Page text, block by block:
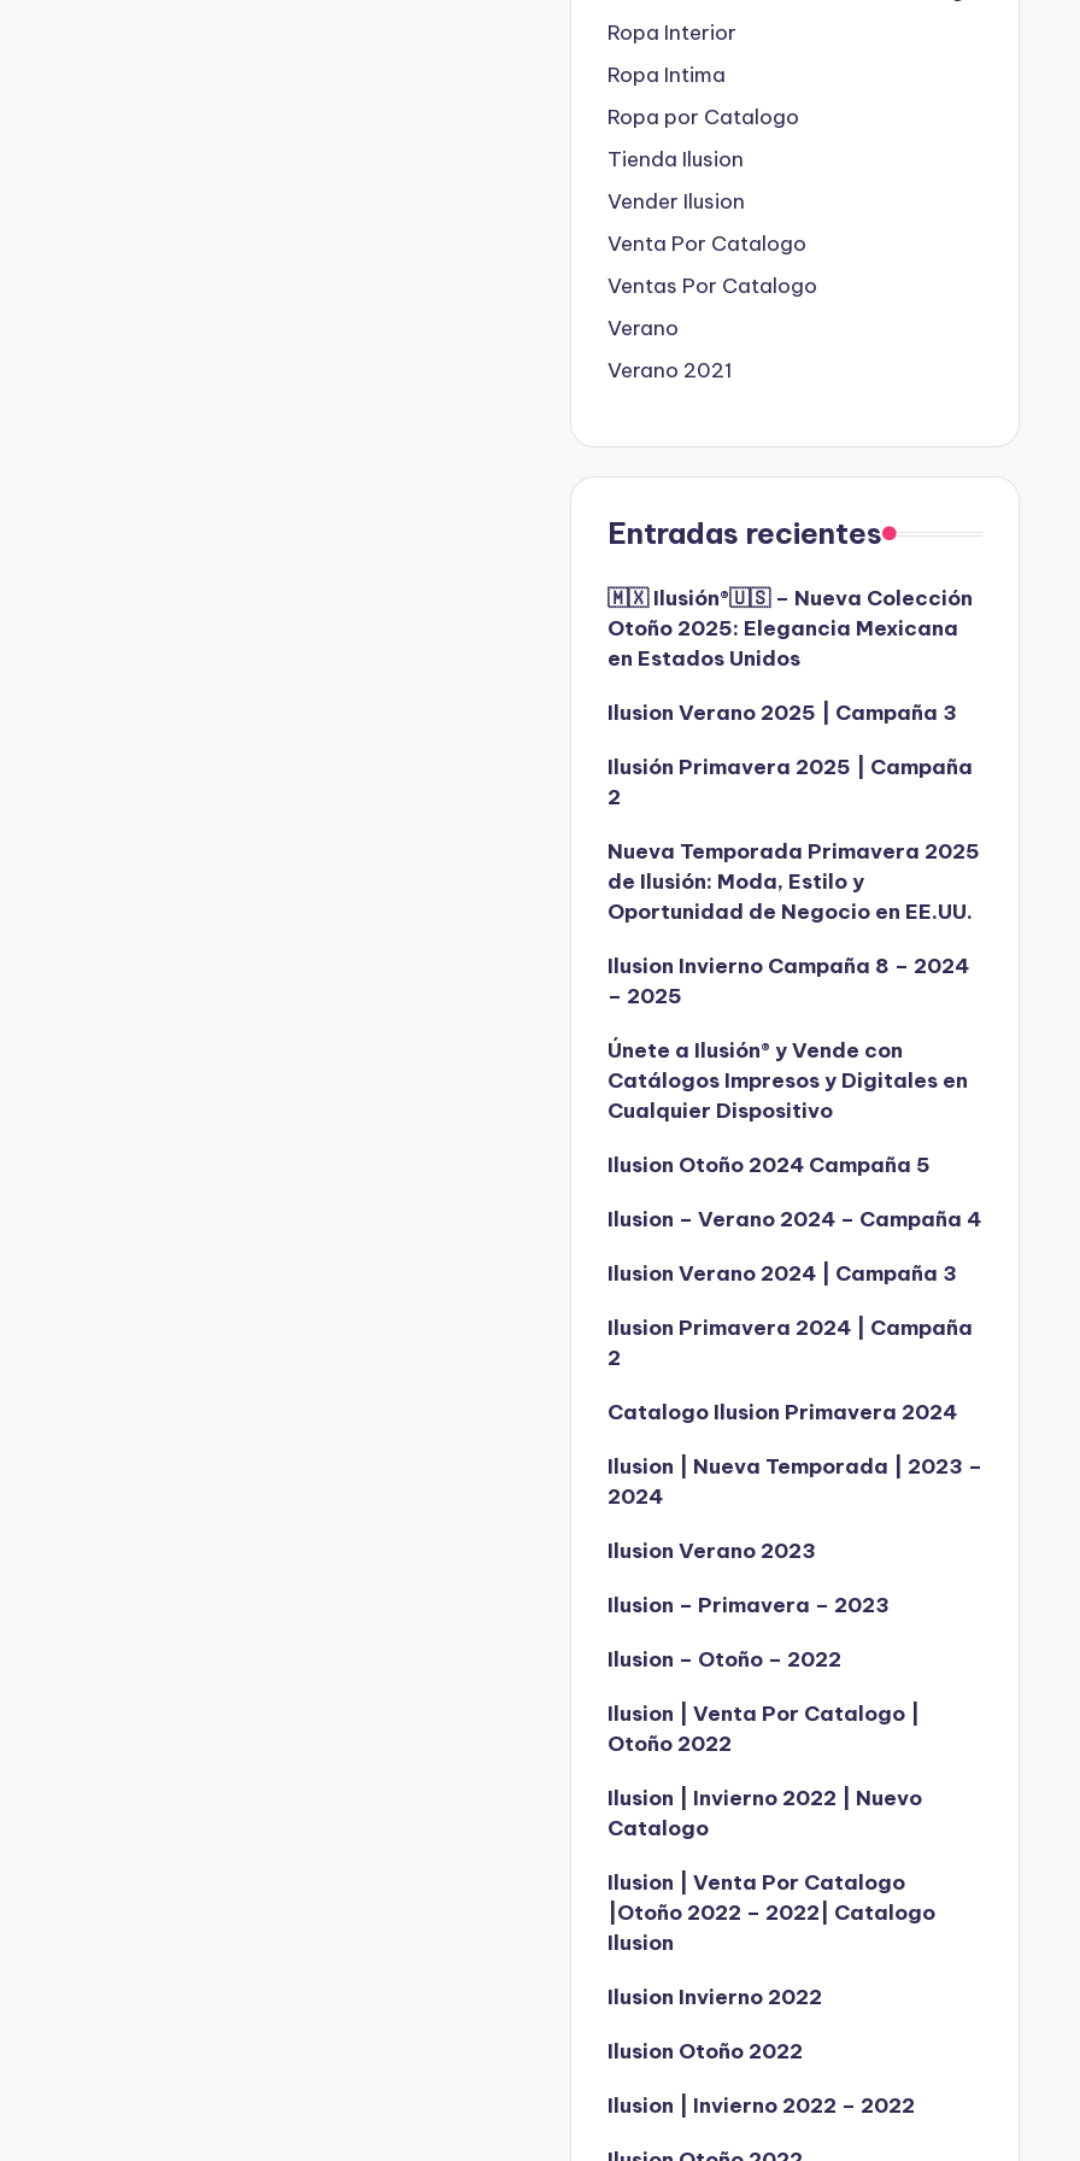
Ropa Interior
Ropa Intima
Ropa por Catalogo
Tienda Ilusion
Vender Ilusion
Venta Por Catalogo
Ventas Por Catalogo
Verano
Verano 2021
Entradas recientes
🇲🇽 Ilusión®️🇺🇸 – Nueva Colección
Otoño 2025: Elegancia Mexicana
en Estados Unidos
Ilusion Verano 2025 | Campaña 3
Ilusión Primavera 2025 | Campaña
2
Nueva Temporada Primavera 2025
de Ilusión: Moda, Estilo y
Oportunidad de Negocio en EE.UU.
Ilusion Invierno Campaña 8 – 2024
– 2025
Únete a Ilusión® y Vende con
Catálogos Impresos y Digitales en
Cualquier Dispositivo
Ilusion Otoño 2024 Campaña 5
Ilusion – Verano 2024 – Campaña 4
Ilusion Verano 2024 | Campaña 3
Ilusion Primavera 2024 | Campaña
2
Catalogo Ilusion Primavera 2024
Ilusion | Nueva Temporada | 2023 –
2024
Ilusion Verano 2023
Ilusion – Primavera – 2023
Ilusion – Otoño – 2022
Ilusion | Venta Por Catalogo |
Otoño 2022
Ilusion | Invierno 2022 | Nuevo
Catalogo
Ilusion | Venta Por Catalogo
|Otoño 2022 – 2022| Catalogo
Ilusion
Ilusion Invierno 2022
Ilusion Otoño 2022
Ilusion | Invierno 2022 – 2022